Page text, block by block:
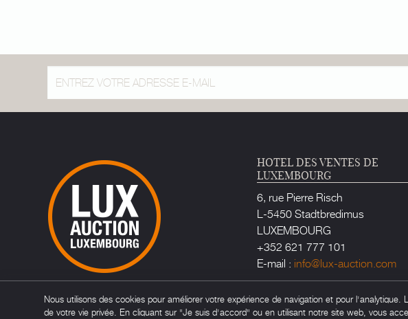
HOTEL DES VENTES DE
LUXEMBOURG
6, rue Pierre Risch
L-5450 Stadtbredimus
LUXEMBOURG
+352 621 777 101
E-mail : info@lux-auction.com
Maître Carlos CALVO
Nous utilisons des cookies pour améliorer votre expérience de navigation et pour
de votre vie privée. En cliquant sur "Je suis d'accord" ou en utilisant notre site web, vous